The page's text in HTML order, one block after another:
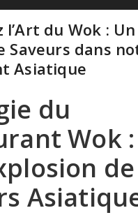
l’Art du Wok : Un
Saveurs dans
Asiatique
du
Wok :
de